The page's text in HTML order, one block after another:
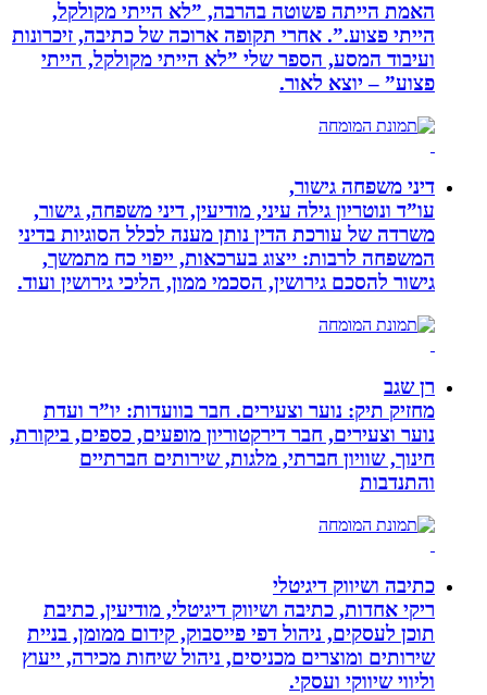
האמת הייתה פשוטה בהרבה, ”לא הייתי מקולקל,
הייתי פצוע.”. אחרי תקופה ארוכה של כתיבה, זיכרונות
ועיבוד המסע, הספר שלי ”לא הייתי מקולקל, הייתי
פצוע” – יוצא לאור.
דיני משפחה גישור,
עו”ד ונוטריון גילה עיני, מודיעין, דיני משפחה, גישור,
משרדה של עורכת הדין נותן מענה לכלל הסוגיות בדיני
המשפחה לרבות: ייצוג בערכאות, ייפוי כח מתמשך,
גישור להסכם גירושין, הסכמי ממון, הליכי גירושין ועוד.
רן שגב
מחזיק תיק: נוער וצעירים. חבר בוועדות: יו”ר ועדת
נוער וצעירים, חבר דירקטוריון מופעים, כספים, ביקורת,
חינוך, שוויון חברתי, מלגות, שירותים חברתיים
והתנדבות
כתיבה ושיווק דיגיטלי
ריקי אחדות, כתיבה ושיווק דיגיטלי, מודיעין, כתיבת
תוכן לעסקים, ניהול דפי פייסבוק, קידום ממומן, בניית
שירותים ומוצרים מכניסים, ניהול שיחות מכירה, ייעוץ
וליווי שיווקי ועסקי.